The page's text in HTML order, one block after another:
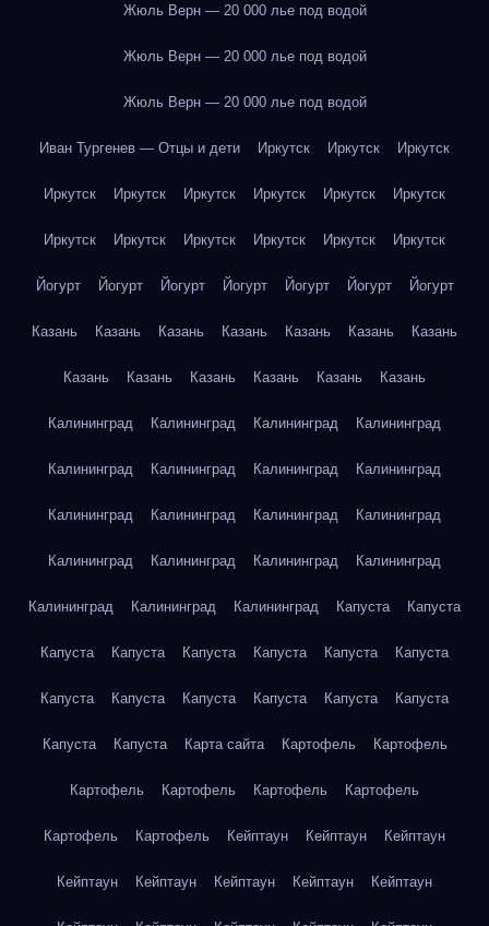
Жюль Верн — 20 000 лье под водой
Жюль Верн — 20 000 лье под водой
Жюль Верн — 20 000 лье под водой
Иван Тургенев — Отцы и дети Иркутск Иркутск Иркутск
Иркутск Иркутск Иркутск Иркутск Иркутск Иркутск
Иркутск Иркутск Иркутск Иркутск Иркутск Иркутск
Йогурт Йогурт Йогурт Йогурт Йогурт Йогурт Йогурт
Казань Казань Казань Казань Казань Казань Казань
Казань Казань Казань Казань Казань Казань
Калининград Калининград Калининград Калининград
Калининград Калининград Калининград Калининград
Калининград Калининград Калининград Калининград
Калининград Калининград Калининград Калининград
Калининград Калининград Калининград Капуста Капуста
Капуста Капуста Капуста Капуста Капуста Капуста
Капуста Капуста Капуста Капуста Капуста Капуста
Капуста Капуста Карта сайта Картофель Картофель
Картофель Картофель Картофель Картофель
Картофель Картофель Кейптаун Кейптаун Кейптаун
Кейптаун Кейптаун Кейптаун Кейптаун Кейптаун